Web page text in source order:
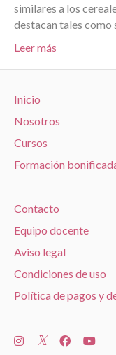
similares a los
destacan tales como
Leer más
Inicio
Nosotros
Cursos
Formación
Contacto
Equipo docente
Aviso legal
Condiciones de uso
Política de pagos y